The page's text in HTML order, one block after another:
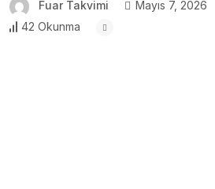
Fuar Takvimi Mayıs 7, 2026
42 Okunma